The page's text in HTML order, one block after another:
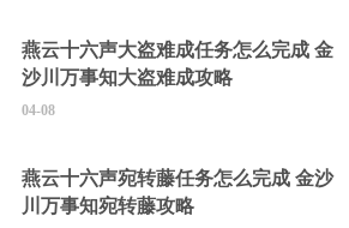
燕云十六声大盗难成任务怎么完成 金
沙川万事知大盗难成攻略
04-08
燕云十六声宛转藤任务怎么完成 金沙
川万事知宛转藤攻略